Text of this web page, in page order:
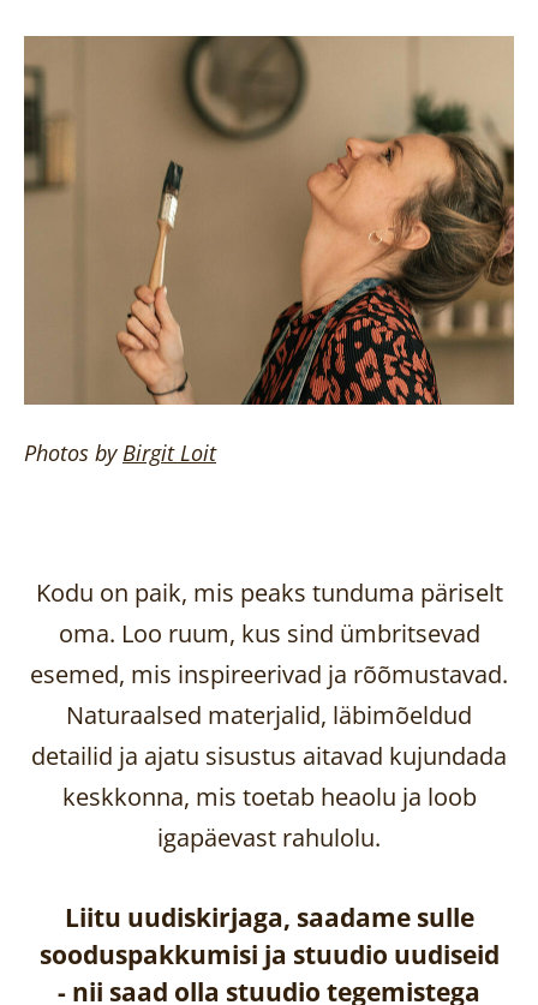
Photos byBirgitLoit
Kodu on paik, mis peaks tunduma päriselt
oma. Loo ruum, kus sind ümbritsevad
esemed, mis inspireerivad ja rõõmustavad.
Naturaalsed materjalid, läbimõeldud
detailid ja ajatu sisustus aitavad kujundada
keskkonna, mis toetab heaolu ja loob
igapäevast rahulolu.
Liitu uudiskirjaga, saadame sulle
sooduspakkumisi ja stuudio uudiseid
- nii saad olla stuudio tegemistega